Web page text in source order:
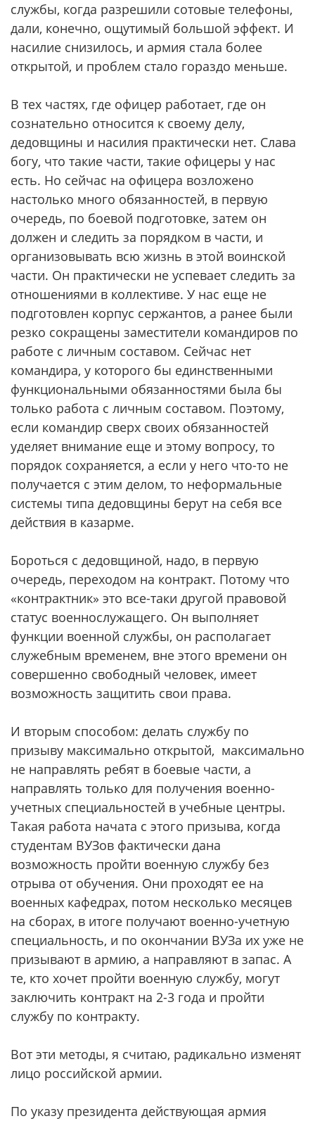
службы, когда разрешили сотовые телефоны,
дали, конечно, ощутимый большой эффект. И
насилие снизилось, и армия стала более
открытой, и проблем стало гораздо меньше.
В тех частях, где офицер работает, где он
сознательно относится к своему делу,
дедовщины и насилия практически нет. Слава
богу, что такие части, такие офицеры у нас
есть. Но сейчас на офицера возложено
настолько много обязанностей, в первую
очередь, по боевой подготовке, затем он
должен и следить за порядком в части, и
организовывать всю жизнь в этой воинской
части. Он практически не успевает следить за
отношениями в коллективе. У нас еще не
подготовлен корпус сержантов, а ранее были
резко сокращены заместители командиров по
работе с личным составом. Сейчас нет
командира, у которого бы единственными
функциональными обязанностями была бы
только работа с личным составом. Поэтому,
если командир сверх своих обязанностей
уделяет внимание еще и этому вопросу, то
порядок сохраняется, а если у него что-то не
получается с этим делом, то неформальные
системы типа дедовщины берут на себя все
действия в казарме.
Бороться с дедовщиной, надо, в первую
очередь, переходом на контракт. Потому что
«контрактник» это все-таки другой правовой
статус военнослужащего. Он выполняет
функции военной службы, он располагает
служебным временем, вне этого времени он
совершенно свободный человек, имеет
возможность защитить свои права.
И вторым способом: делать службу по
призыву максимально открытой, максимально
не направлять ребят в боевые части, а
направлять только для получения военно-
учетных специальностей в учебные центры.
Такая работа начата с этого призыва, когда
студентам ВУЗов фактически дана
возможность пройти военную службу без
отрыва от обучения. Они проходят ее на
военных кафедрах, потом несколько месяцев
на сборах, в итоге получают военно-учетную
специальность, и по окончании ВУЗа их уже не
призывают в армию, а направляют в запас. А
те, кто хочет пройти военную службу, могут
заключить контракт на 2-3 года и пройти
службу по контракту.
Вот эти методы, я считаю, радикально изменят
лицо российской армии.
По указу президента действующая армия